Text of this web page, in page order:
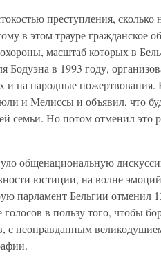
преступления, сколько
в этом трауре гражданское
масштаб которых в
Бодуэна в 1993 году,
и на народные пожертвования.
и Мелиссы и объявил, что
семьи. Но потом отменил это
общенациональную
юстиции, на волне эмоций
парламент Бельгии отменил
в пользу того, чтобы
с неоправданным